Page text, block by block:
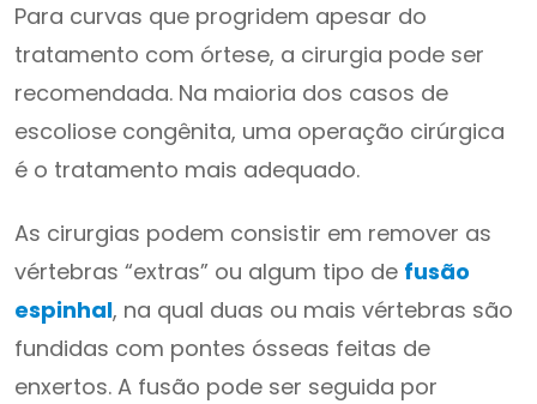
Para curvas que progridem apesar do
tratamento com órtese, a cirurgia pode ser
recomendada. Na maioria dos casos de
escoliose congênita, uma operação cirúrgica
é o tratamento mais adequado.
As cirurgias podem consistir em remover as
vértebras “extras” ou algum tipo de fusão
espinhal, na qual duas ou mais vértebras são
fundidas com pontes ósseas feitas de
enxertos. A fusão pode ser seguida por